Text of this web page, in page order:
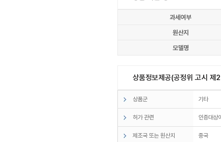
과세여부
원산지
모델명
상품정보제공(공정위 고시
상품군 기타
허가 관련 인증대상
제조국 또는 원산지 중국